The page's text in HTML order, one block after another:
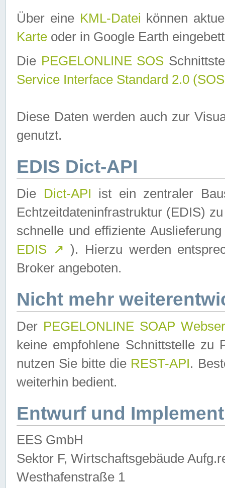
Über eine KML-Datei können
Karte oder in Google Earth
Die PEGELONLINE SOS
Service Interface Standard 2.0
Diese Daten werden auch zur
genutzt.
EDIS Dict-API
Die Dict-API ist ein zentraler
Echtzeitdateninfrastruktur (EDIS)
schnelle und effiziente
EDIS ↗ ). Hierzu werden
Broker angeboten.
Nicht mehr
Der PEGELONLINE SOAP
keine empfohlene Schnittstelle zu
nutzen Sie bitte die REST-API.
weiterhin bedient.
Entwurf und
EES GmbH
Sektor F, Wirtschaftsgebäude
Westhafenstraße 1